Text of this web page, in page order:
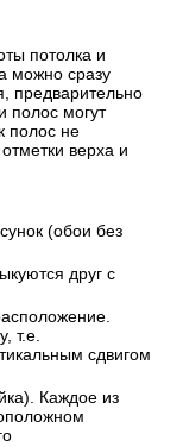
потолка и
можно сразу
предварительно
полос могут
полос не
верха и
(обои без
друг с
т.е.
сдвигом
Каждое из